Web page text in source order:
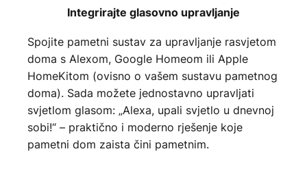
Integrirajte glasovno upravljanje
Spojite pametni sustav za upravljanje rasvjetom
doma s Alexom, Google Homeom ili Apple
HomeKitom (ovisno o vašem sustavu pametnog
doma). Sada možete jednostavno upravljati
svjetlom glasom: „Alexa, upali svjetlo u dnevnoj
sobi!“ – praktično i moderno rješenje koje
pametni dom zaista čini pametnim.